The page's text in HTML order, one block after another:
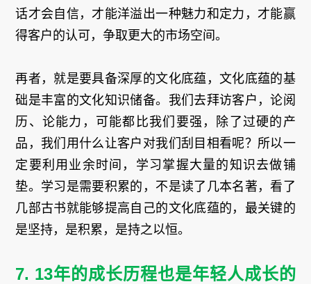
话才会自信，才能洋溢出一种魅力和定力，才能赢
得客户的认可，争取更大的市场空间。
再者，就是要具备深厚的文化底蕴，文化底蕴的基
础是丰富的文化知识储备。我们去拜访客户，论阅
历、论能力，可能都比我们要强，除了过硬的产
品，我们用什么让客户对我们刮目相看呢？所以一
定要利用业余时间，学习掌握大量的知识去做铺
垫。学习是需要积累的，不是读了几本名著，看了
几部古书就能够提高自己的文化底蕴的，最关键的
是坚持，是积累，是持之以恒。
7. 13年的成长历程也是年轻人成长的